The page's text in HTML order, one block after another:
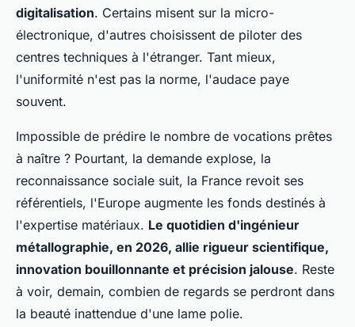
digitalisation. Certains misent sur la micro-
électronique, d'autres choisissent de piloter des
centres techniques à l'étranger. Tant mieux,
l'uniformité n'est pas la norme, l'audace paye
souvent.
Impossible de prédire le nombre de vocations prêtes
à naître ? Pourtant, la demande explose, la
reconnaissance sociale suit, la France revoit ses
référentiels, l'Europe augmente les fonds destinés à
l'expertise matériaux. Le quotidien d'ingénieur
métallographie, en 2026, allie rigueur scientifique,
innovation bouillonnante et précision jalouse. Reste
à voir, demain, combien de regards se perdront dans
la beauté inattendue d'une lame polie.